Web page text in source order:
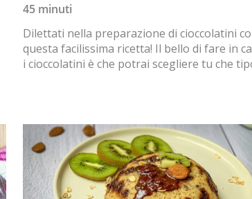
45 minuti
Dilettati nella preparazione di cioccolatini
questa facilissima ricetta! Il bello di fare in
i cioccolatini è che potrai scegliere tu che